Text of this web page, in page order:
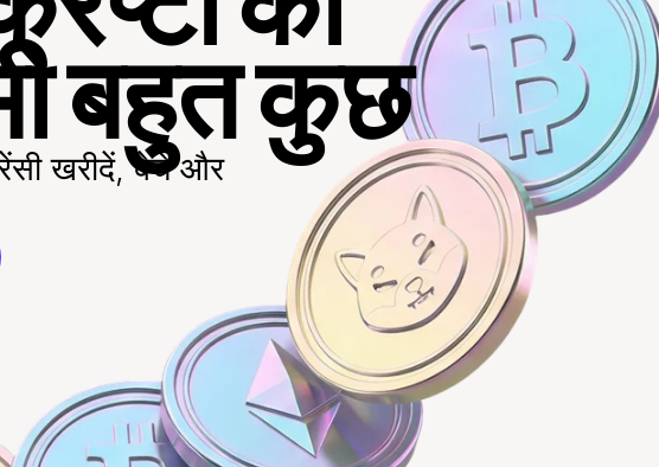
बहुत कुछ
खरीदें, बेचे और